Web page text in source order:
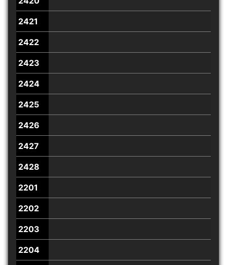
2421
2422
2423
2424
2425
2426
2427
2428
2201
2202
2203
2204